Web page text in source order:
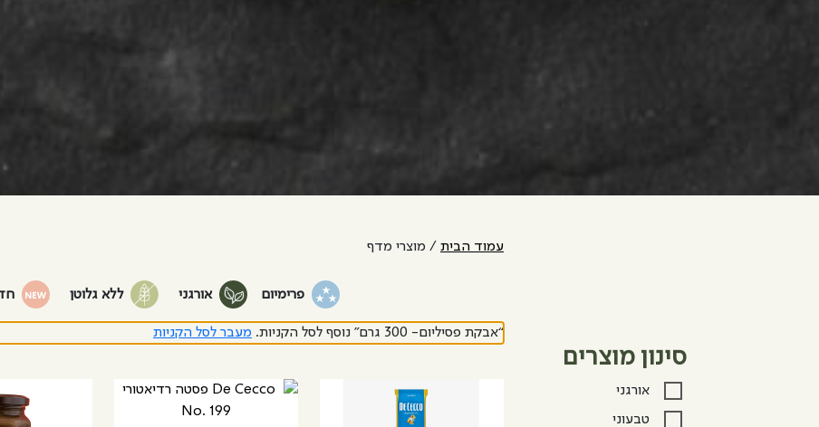
סינון מוצרים
אורגני
טבעוני
עמוד הבית / מוצרי מדף
פרימיום אורגני ללא גלוטן
“אבקת פסיליום- 300 גרם” נוסף לסל הקניות. מעבר לסל הקניות